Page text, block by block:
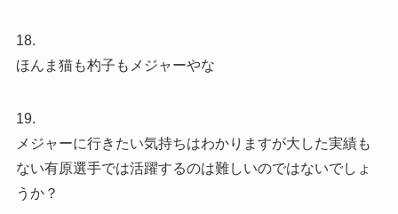
18.
ほんま猫も杓子もメジャーやな
19.
メジャーに行きたい気持ちはわかりますが大した実績も
ない有原選手では活躍するのは難しいのではないでしょ
うか？